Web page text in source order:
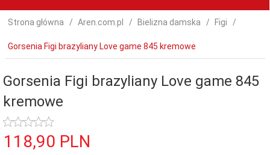
Strona główna Aren.com.pl Bielizna damska Figi
Gorsenia Figi brazyliany Love game 845 kremowe
Gorsenia Figi brazyliany Love game 845
kremowe
118,90 PLN